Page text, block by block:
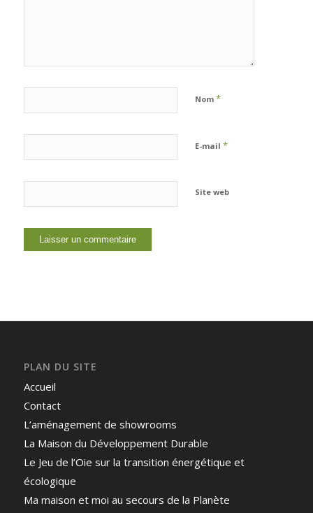
Nom *
E-mail *
Site web
PLAN DU SITE
Accueil
Contact
L’aménagement de showrooms
La Maison du Développement Durable
Le Jeu de l’Oie sur la transition énergétique et
écologique
Ma maison et moi au secours de la Planète